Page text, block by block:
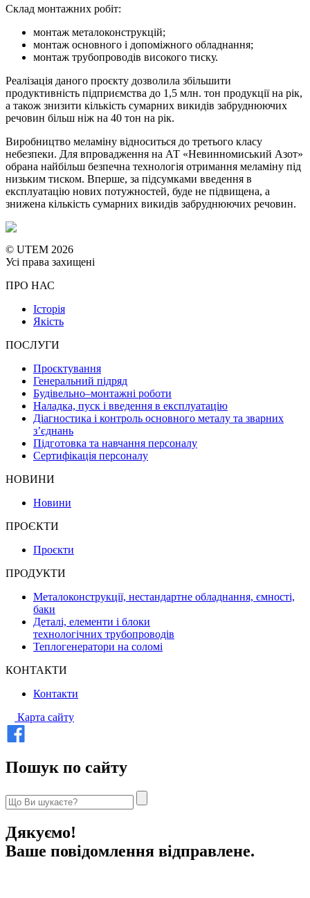
Склад монтажних робіт:
монтаж металоконструкцій;
монтаж основного і допоміжного обладнання;
монтаж трубопроводів високого тиску.
Реалізація даного проєкту дозволила збільшити
продуктивність підприємства до 1,5 млн. тон продукції на рік,
а також знизити кількість сумарних викидів забруднюючих
речовин більш ніж на 40 тон на рік.
Виробництво меламіну відноситься до третього класу
небезпеки. Для впровадження на АТ «Невинномиський Азот»
обрана найбільш безпечна технологія отримання меламіну під
низьким тиском. Вперше, за підсумками введення в
експлуатацію нових потужностей, буде не підвищена, а
знижена кількість сумарних викидів забруднюючих речовин.
© UTEM 2026
Усі права захищені
ПРО НАС
Історія
Якість
ПОСЛУГИ
Проєктування
Генеральний підряд
Будівельно–монтажні роботи
Наладка, пуск і введення в експлуатацію
Діагностика і контроль основного металу та зварних
з’єднань
Підготовка та навчання персоналу
Сертифікація персоналу
НОВИНИ
Новини
ПРОЄКТИ
Проєкти
ПРОДУКТИ
Металоконструкції, нестандартне обладнання, ємності,
баки
Деталі, елементи і блоки
технологічних трубопроводів
Теплогенератори на соломі
КОНТАКТИ
Контакти
Карта сайту
Пошук по сайту
Дякуємо!
Ваше повідомлення відправлене.